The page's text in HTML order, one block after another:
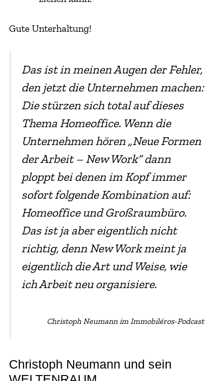
Gute Unterhaltung!
Das ist in meinen Augen der Fehler,
den jetzt die Unternehmen machen:
Die stürzen sich total auf dieses
Thema Homeoffice. Wenn die
Unternehmen hören „Neue Formen
der Arbeit – New Work“ dann
ploppt bei denen im Kopf immer
sofort folgende Kombination auf:
Homeoffice und Großraumbüro.
Das ist ja aber eigentlich nicht
richtig, denn New Work meint ja
eigentlich die Art und Weise, wie
ich Arbeit neu organisiere.
Christoph Neumann im Immobiléros-Podcast
Christoph Neumann und sein